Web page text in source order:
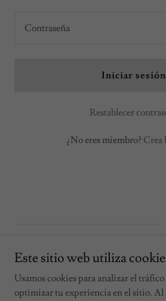
Iniciar sesión
Restablecer
¿No eres miembro? Crea
Con tecnología de
Este sitio web utiliza
Usamos cookies para analizar el
optimizar tu experiencia en el sitio. Al